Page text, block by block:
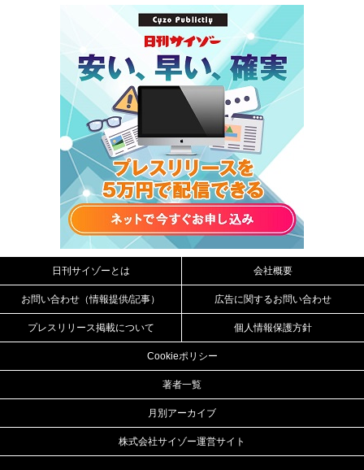
日刊サイゾーとは 会社概要
お問い合わせ（情報提供/記事） 広告に関するお問い合わせ
プレスリリース掲載について 個人情報保護方針
Cookieポリシー
著者一覧
月別アーカイブ
株式会社サイゾー運営サイト